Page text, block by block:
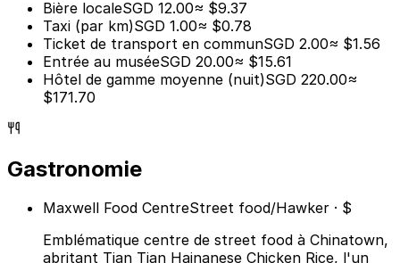
Bière localeSGD 12.00≈ $9.37
Taxi (par km)SGD 1.00≈ $0.78
Ticket de transport en communSGD 2.00≈ $1.56
Entrée au muséeSGD 20.00≈ $15.61
Hôtel de gamme moyenne (nuit)SGD 220.00≈
$171.70
Gastronomie
Maxwell Food CentreStreet food/Hawker · $
Emblématique centre de street food à Chinatown,
abritant Tian Tian Hainanese Chicken Rice, l'un